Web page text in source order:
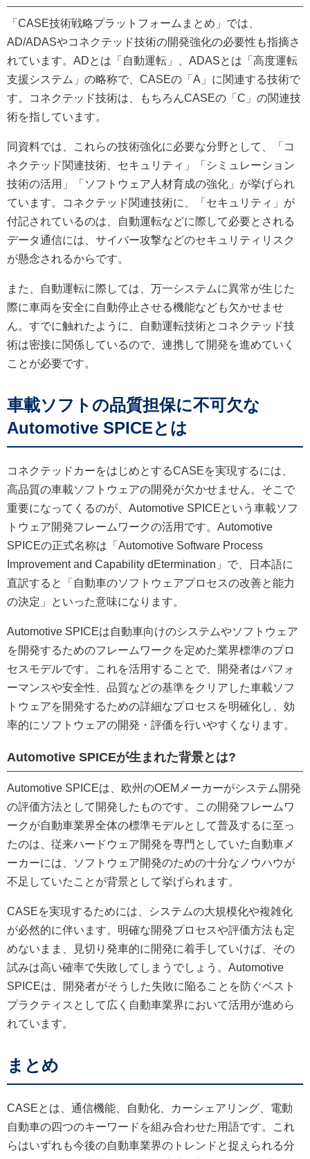
「CASE技術戦略プラットフォームまとめ」では、
AD/ADASやコネクテッド技術の開発強化の必要性も指摘さ
れています。ADとは「自動運転」、ADASとは「高度運転
支援システム」の略称で、CASEの「A」に関連する技術で
す。コネクテッド技術は、もちろんCASEの「C」の関連技
術を指しています。
同資料では、これらの技術強化に必要な分野として、「コ
ネクテッド関連技術、セキュリティ」「シミュレーション
技術の活用」「ソフトウェア人材育成の強化」が挙げられ
ています。コネクテッド関連技術に、「セキュリティ」が
付記されているのは、自動運転などに際して必要とされる
データ通信には、サイバー攻撃などのセキュリティリスク
が懸念されるからです。
また、自動運転に際しては、万一システムに異常が生じた
際に車両を安全に自動停止させる機能なども欠かせませ
ん。すでに触れたように、自動運転技術とコネクテッド技
術は密接に関係しているので、連携して開発を進めていく
ことが必要です。
車載ソフトの品質担保に不可欠な
Automotive SPICEとは
コネクテッドカーをはじめとするCASEを実現するには、
高品質の車載ソフトウェアの開発が欠かせません。そこで
重要になってくるのが、Automotive SPICEという車載ソフ
トウェア開発フレームワークの活用です。Automotive
SPICEの正式名称は「Automotive Software Process
Improvement and Capability dEtermination」で、日本語に
直訳すると「自動車のソフトウェアプロセスの改善と能力
の決定」といった意味になります。
Automotive SPICEは自動車向けのシステムやソフトウェア
を開発するためのフレームワークを定めた業界標準のプロ
セスモデルです。これを活用することで、開発者はパフォ
ーマンスや安全性、品質などの基準をクリアした車載ソフ
トウェアを開発するための詳細なプロセスを明確化し、効
率的にソフトウェアの開発・評価を行いやすくなります。
Automotive SPICEが生まれた背景とは?
Automotive SPICEは、欧州のOEMメーカーがシステム開発
の評価方法として開発したものです。この開発フレームワ
ークが自動車業界全体の標準モデルとして普及するに至っ
たのは、従来ハードウェア開発を専門としていた自動車メ
ーカーには、ソフトウェア開発のための十分なノウハウが
不足していたことが背景として挙げられます。
CASEを実現するためには、システムの大規模化や複雑化
が必然的に伴います。明確な開発プロセスや評価方法も定
めないまま、見切り発車的に開発に着手していけば、その
試みは高い確率で失敗してしまうでしょう。Automotive
SPICEは、開発者がそうした失敗に陥ることを防ぐベスト
プラクティスとして広く自動車業界において活用が進めら
れています。
まとめ
CASEとは、通信機能、自動化、カーシェアリング、電動
自動車の四つのキーワードを組み合わせた用語です。これ
らはいずれも今後の自動車業界のトレンドと捉えられる分